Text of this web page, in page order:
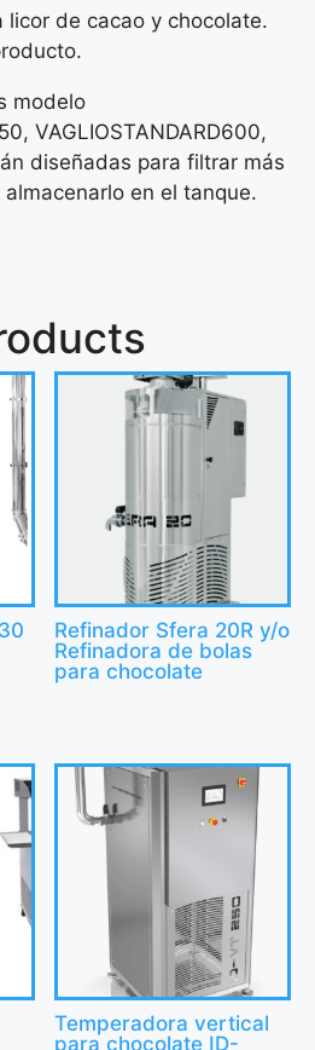
licor de cacao y chocolate.
modelo
VAGLIOSTANDARD600,
diseñadas para filtrar más
en el tanque.
Refinador Sfera 20R y/o
Refinadora de bolas
para chocolate
Temperadora vertical
para chocolate ID-